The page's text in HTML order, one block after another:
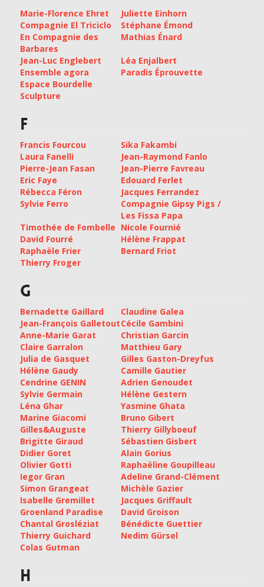
Marie-Florence Ehret
Juliette Einhorn
Compagnie El Triciclo
Stéphane Émond
En Compagnie des
Barbares
Mathias Énard
Jean-Luc Englebert
Léa Enjalbert
Ensemble agora
Paradis Éprouvette
Espace Bourdelle
Sculpture
F
Francis Fourcou
Sika Fakambi
Laura Fanelli
Jean-Raymond Fanlo
Pierre-Jean Fasan
Jean-Pierre Favreau
Eric Faye
Edouard Ferlet
Rébecca Féron
Jacques Ferrandez
Sylvie Ferro
Compagnie Gipsy Pigs /
Les Fissa Papa
Timothée de Fombelle Nicole Fournié
David Fourré
Hélène Frappat
Raphaële Frier
Bernard Friot
Thierry Froger
G
Bernadette Gaillard
Claudine Galea
Jean-François GalletoutCécile Gambini
Anne-Marie Garat
Christian Garcin
Claire Garralon
Matthieu Gary
Julia de Gasquet
Gilles Gaston-Dreyfus
Hélène Gaudy
Camille Gautier
Cendrine GENIN
Adrien Genoudet
Sylvie Germain
Hélène Gestern
Léna Ghar
Yasmine Ghata
Marine Giacomi
Bruno Gibert
Gilles&Auguste
Thierry Gillyboeuf
Brigitte Giraud
Sébastien Gisbert
Didier Goret
Alain Gorius
Olivier Gotti
Raphaëline Goupilleau
Iegor Gran
Adeline Grand-Clément
Simon Grangeat
Michèle Gazier
Isabelle Gremillet
Jacques Griffault
Groenland Paradise
David Groison
Chantal Grosléziat
Bénédicte Guettier
Thierry Guichard
Nedim Gürsel
Colas Gutman
H